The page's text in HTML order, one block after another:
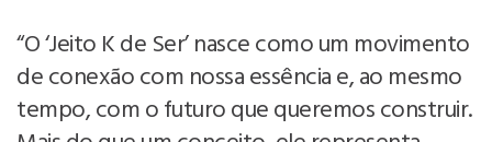
“O ‘Jeito K de Ser’ nasce como um movimento
de conexão com nossa essência e, ao mesmo
tempo, com o futuro que queremos construir.